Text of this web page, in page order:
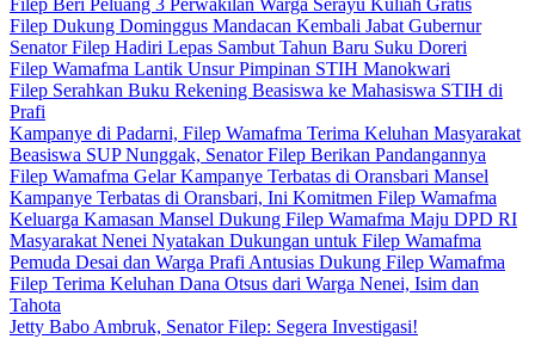
Filep Beri Peluang 3 Perwakilan Warga Serayu Kuliah Gratis
Filep Dukung Dominggus Mandacan Kembali Jabat Gubernur
Senator Filep Hadiri Lepas Sambut Tahun Baru Suku Doreri
Filep Wamafma Lantik Unsur Pimpinan STIH Manokwari
Filep Serahkan Buku Rekening Beasiswa ke Mahasiswa STIH di
Prafi
Kampanye di Padarni, Filep Wamafma Terima Keluhan Masyarakat
Beasiswa SUP Nunggak, Senator Filep Berikan Pandangannya
Filep Wamafma Gelar Kampanye Terbatas di Oransbari Mansel
Kampanye Terbatas di Oransbari, Ini Komitmen Filep Wamafma
Keluarga Kamasan Mansel Dukung Filep Wamafma Maju DPD RI
Masyarakat Nenei Nyatakan Dukungan untuk Filep Wamafma
Pemuda Desai dan Warga Prafi Antusias Dukung Filep Wamafma
Filep Terima Keluhan Dana Otsus dari Warga Nenei, Isim dan
Tahota
Jetty Babo Ambruk, Senator Filep: Segera Investigasi!